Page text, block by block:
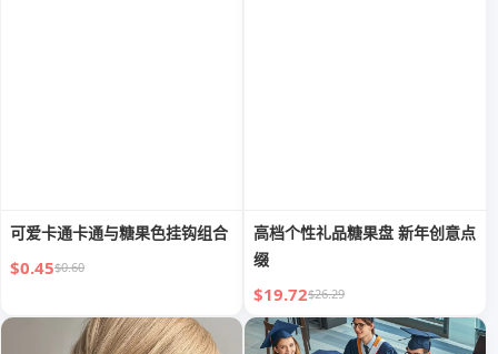
可爱卡通卡通与糖果色挂钩组合
$0.45$0.60
高档个性礼品糖果盘 新年创意点
缀
$19.72$26.29